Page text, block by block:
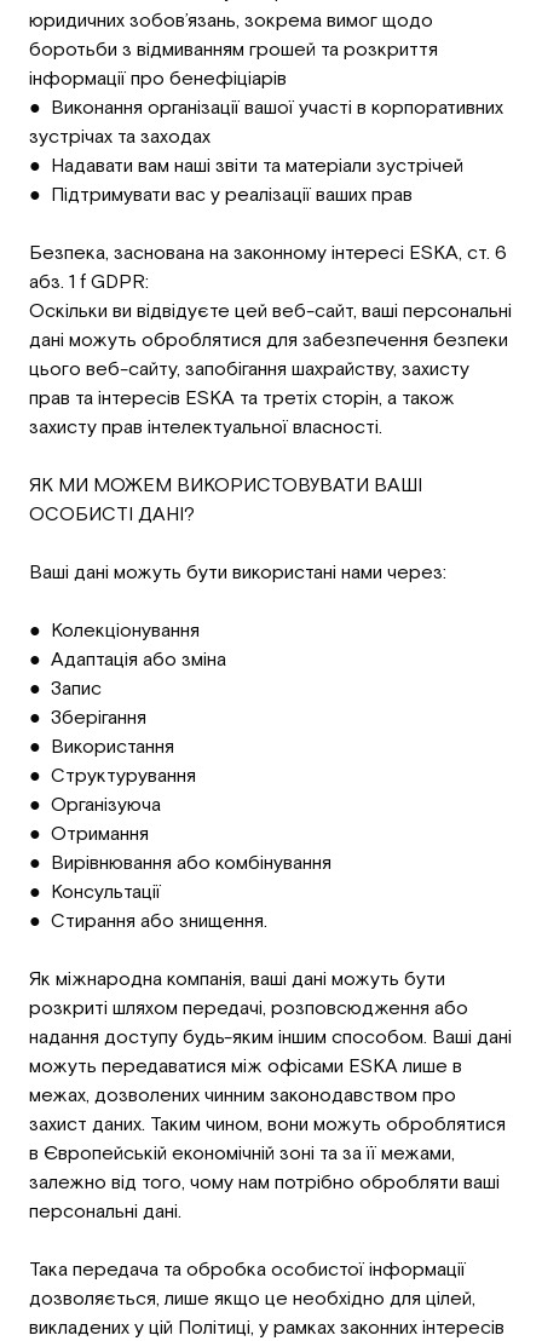
юридичних зобов’язань, зокрема вимог щодо
боротьби з відмиванням грошей та розкриття
інформації про бенефіціарів
● Виконання організації вашої участі в корпоративних
зустрічах та заходах
● Надавати вам наші звіти та матеріали зустрічей
● Підтримувати вас у реалізації ваших прав
Безпека, заснована на законному інтересі ESKA, ст. 6
абз. 1 f GDPR:
Оскільки ви відвідуєте цей веб-сайт, ваші персональні
дані можуть оброблятися для забезпечення безпеки
цього веб-сайту, запобігання шахрайству, захисту
прав та інтересів ESKA та третіх сторін, а також
захисту прав інтелектуальної власності.
ЯК МИ МОЖЕМ ВИКОРИСТОВУВАТИ ВАШІ
ОСОБИСТІ ДАНІ?
Ваші дані можуть бути використані нами через:
● Колекціонування
● Адаптація або зміна
● Запис
● Зберігання
● Використання
● Структурування
● Організуюча
● Отримання
● Вирівнювання або комбінування
● Консультації
● Стирання або знищення.
Як міжнародна компанія, ваші дані можуть бути
розкриті шляхом передачі, розповсюдження або
надання доступу будь-яким іншим способом. Ваші дані
можуть передаватися між офісами ESKA лише в
межах, дозволених чинним законодавством про
захист даних. Таким чином, вони можуть оброблятися
в Європейській економічній зоні та за її межами,
залежно від того, чому нам потрібно обробляти ваші
персональні дані.
Така передача та обробка особистої інформації
дозволяється, лише якщо це необхідно для цілей,
викладених у цій Політиці, у рамках законних інтересів